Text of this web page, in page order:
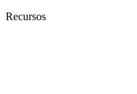
Recursos